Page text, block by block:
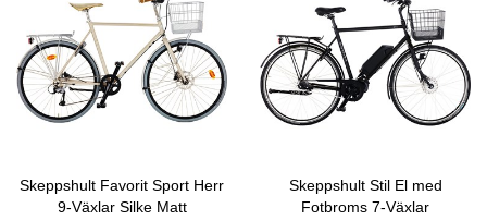
Skeppshult Favorit Sport Herr
9-Växlar Silke Matt
Skeppshult Stil El med
Fotbroms 7-Växlar